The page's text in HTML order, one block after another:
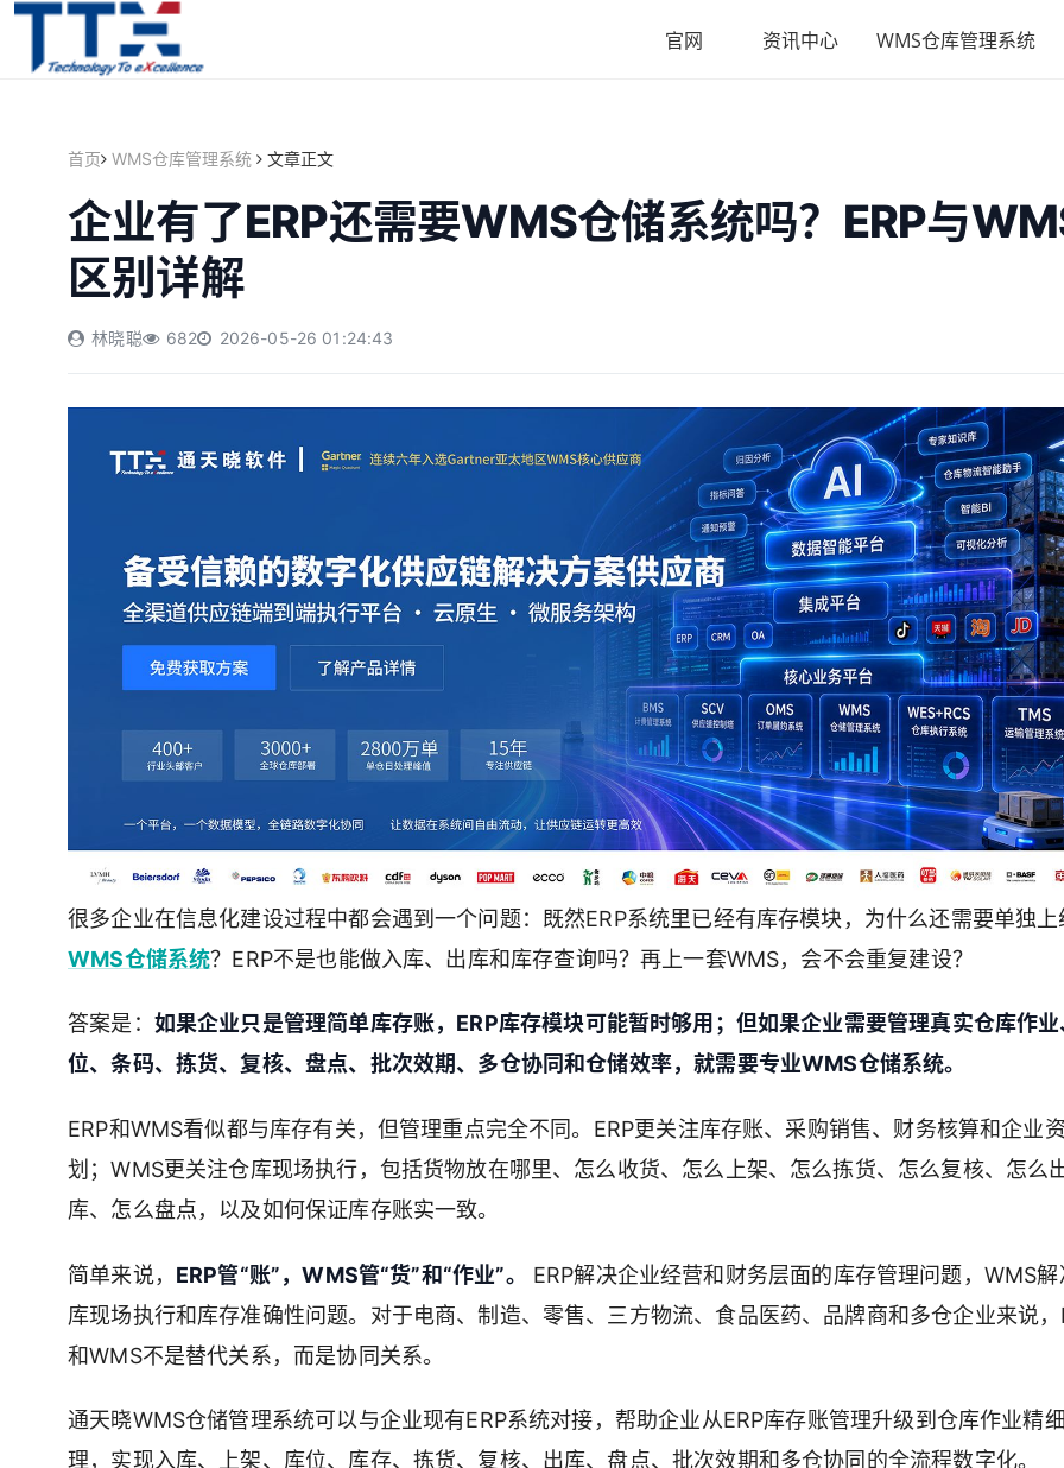
官网 资讯中心 WMS仓库管理系统
首页 WMS仓库管理系统 文章正文
企业有了ERP还需要WMS仓储系统吗？ERP与
区别详解
林晓聪 682 2026-05-26 01:24:43
很多企业在信息化建设过程中都会遇到一个问题：既然ERP系统里已经有库存模块，为什么还需要单独上
WMS仓储系统？ERP不是也能做入库、出库和库存查询吗？再上一套WMS，会不会重复建设？
答案是： 如果企业只是管理简单库存账，ERP库存模块可能暂时够用；但如果企业需要管理真实仓库作
位、条码、拣货、复核、盘点、批次效期、多仓协同和仓储效率，就需要专业WMS仓储系统。
ERP和WMS看似都与库存有关，但管理重点完全不同。ERP更关注库存账、采购销售、财务核算和企业
划；WMS更关注仓库现场执行，包括货物放在哪里、怎么收货、怎么上架、怎么拣货、怎么复核、怎么
库、怎么盘点，以及如何保证库存账实一致。
简单来说， ERP管“账”，WMS管“货”和“作业”。
ERP解决企业经营和财务层面的库存管理问题，WMS解
库现场执行和库存准确性问题。对于电商、制造、零售、三方物流、食品医药、品牌商和多仓企业来说，
和WMS不是替代关系，而是协同关系。
通天晓WMS仓储管理系统可以与企业现有ERP系统对接，帮助企业从ERP库存账管理升级到仓库作业精
理，实现入库、上架、库位、库存、拣货、复核、出库、盘点、批次效期和多仓协同的全流程数字化。